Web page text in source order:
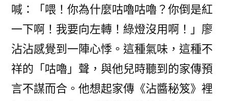
喊：「喂！你為什麼咕嚕咕嚕？你倒是紅
一下啊！我要向左轉！綠燈沒用啊！」廖
沾沾感覺到一陣心悸。這種氣味，這種不
祥的「咕嚕」聲，與他兒時聽到的家傳預
言不謀而合。他想起家傳《沾醬秘笈》裡